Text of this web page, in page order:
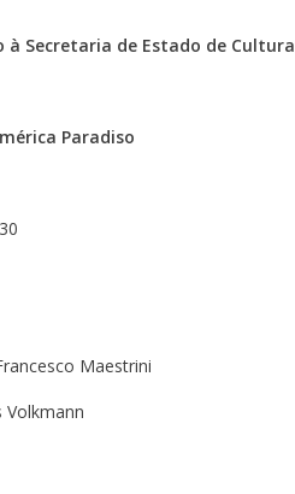
Secretaria de Estado de Cultura
Paradiso
Maestrini
Volkmann